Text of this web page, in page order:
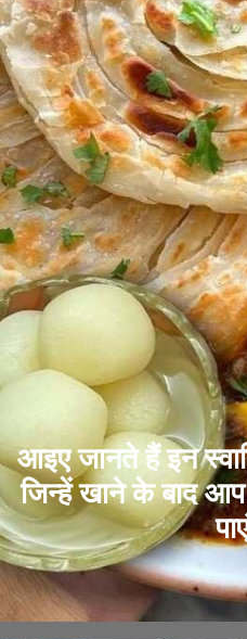
आइए जानते हैं इन
जिन्हें खाने के बाद